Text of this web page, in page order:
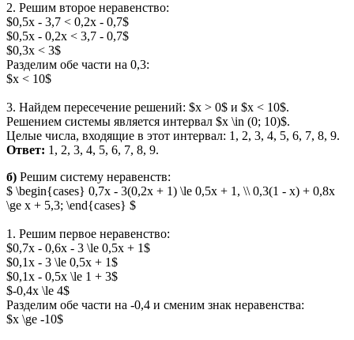
2. Решим второе неравенство:
$0,5x - 3,7 < 0,2x - 0,7$
$0,5x - 0,2x < 3,7 - 0,7$
$0,3x < 3$
Разделим обе части на 0,3:
$x < 10$
3. Найдем пересечение решений: $x > 0$ и $x < 10$.
Решением системы является интервал $x \in (0; 10)$.
Целые числа, входящие в этот интервал: 1, 2, 3, 4, 5, 6, 7, 8, 9.
Ответ: 1, 2, 3, 4, 5, 6, 7, 8, 9.
б) Решим систему неравенств:
$ \begin{cases} 0,7x - 3(0,2x + 1) \le 0,5x + 1, \\ 0,3(1 - x) + 0,8x
\ge x + 5,3; \end{cases} $
1. Решим первое неравенство:
$0,7x - 0,6x - 3 \le 0,5x + 1$
$0,1x - 3 \le 0,5x + 1$
$0,1x - 0,5x \le 1 + 3$
$-0,4x \le 4$
Разделим обе части на -0,4 и сменим знак неравенства:
$x \ge -10$